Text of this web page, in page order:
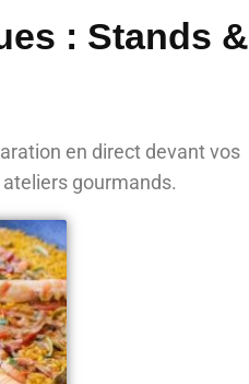
: Stands &
en direct devant vos
gourmands.